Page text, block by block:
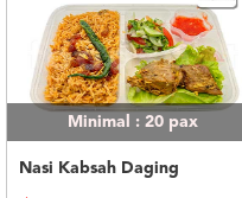
Minimal : 20 pax
Nasi Kabsah Daging